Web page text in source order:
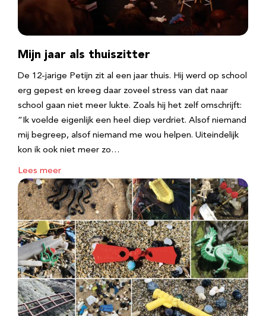
Mijn jaar als thuiszitter
De 12-jarige Petijn zit al een jaar thuis. Hij werd op school
erg gepest en kreeg daar zoveel stress van dat naar
school gaan niet meer lukte. Zoals hij het zelf omschrijft:
“Ik voelde eigenlijk een heel diep verdriet. Alsof niemand
mij begreep, alsof niemand me wou helpen. Uiteindelijk
kon ik ook niet meer zo…
Lees meer